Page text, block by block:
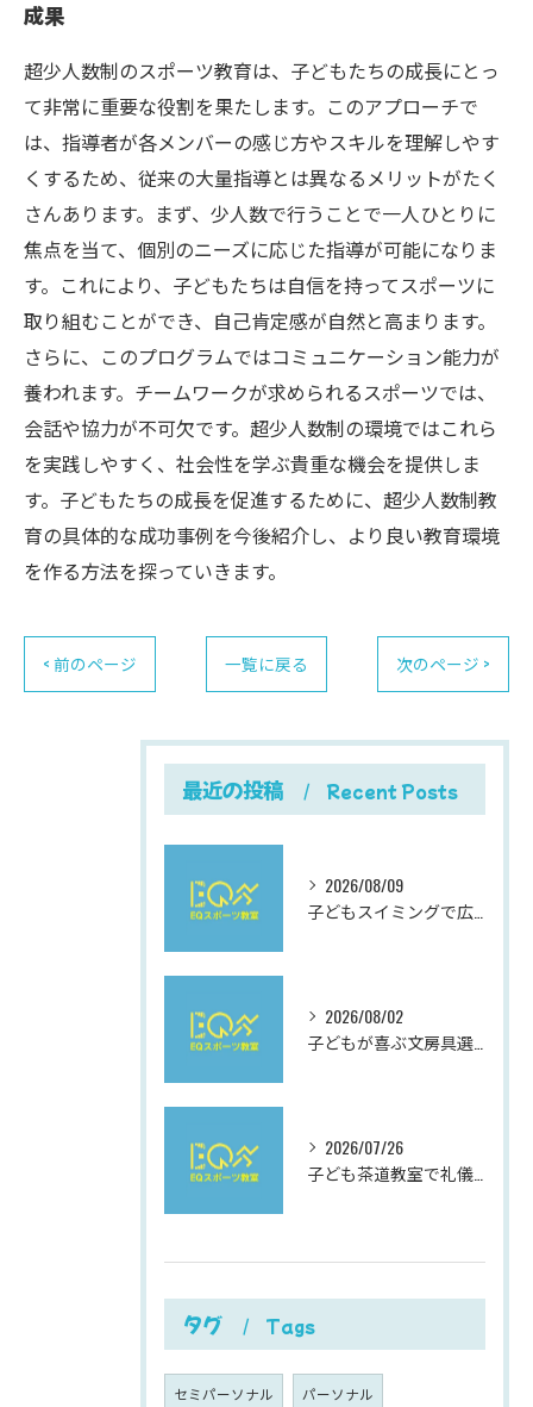
成果
超少人数制のスポーツ教育は、子どもたちの成長にとっ
て非常に重要な役割を果たします。このアプローチで
は、指導者が各メンバーの感じ方やスキルを理解しやす
くするため、従来の大量指導とは異なるメリットがたく
さんあります。まず、少人数で行うことで一人ひとりに
焦点を当て、個別のニーズに応じた指導が可能になりま
す。これにより、子どもたちは自信を持ってスポーツに
取り組むことができ、自己肯定感が自然と高まります。
さらに、このプログラムではコミュニケーション能力が
養われます。チームワークが求められるスポーツでは、
会話や協力が不可欠です。超少人数制の環境ではこれら
を実践しやすく、社会性を学ぶ貴重な機会を提供しま
す。子どもたちの成長を促進するために、超少人数制教
育の具体的な成功事例を今後紹介し、より良い教育環境
を作る方法を探っていきます。
< 前のページ 一覧に戻る 次のページ >
最近の投稿 Recent Posts
2026/08/09
2026/08/02
2026/07/26
タグ Tags
セミパーソナル パーソナル